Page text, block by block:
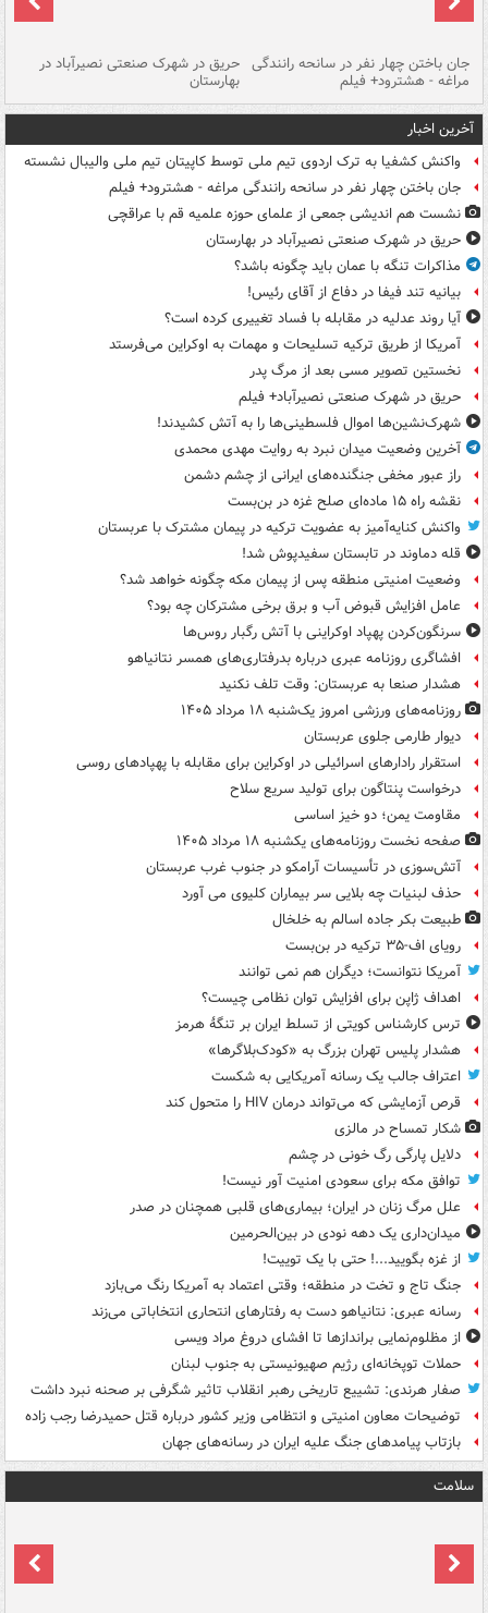
جان باختن چهار نفر در سانحه رانندگی
مراغه - هشترود+ فیلم
حریق در شهرک صنعتی نصیرآباد در
بهارستان
آخرین اخبار
واکنش کشفیا به ترک اردوی تیم ملی توسط کاپیتان تیم ملی والیبال نشسته
جان باختن چهار نفر در سانحه رانندگی مراغه - هشترود+ فیلم
نشست هم اندیشی جمعی از علمای حوزه علمیه قم با عراقچی
حریق در شهرک صنعتی نصیرآباد در بهارستان
مذاکرات تنگه با عمان باید چگونه باشد؟
بیانیه تند فیفا در دفاع از آقای رئیس!
آیا روند عدلیه در مقابله با فساد تغییری کرده است؟
آمریکا از طریق ترکیه تسلیحات و مهمات به اوکراین می‌فرستد
نخستین تصویر مسی بعد از مرگ پدر
حریق در شهرک صنعتی نصیرآباد+ فیلم
شهرک‌نشین‌ها اموال فلسطینی‌ها را به آتش کشیدند!
آخرین وضعیت میدان نبرد به روایت مهدی محمدی
راز عبور مخفی جنگنده‌های ایرانی از چشم دشمن
نقشه راه ۱۵ ماده‌ای صلح غزه در بن‌بست
واکنش کنایه‌آمیز به عضویت ترکیه در پیمان مشترک با عربستان
قله دماوند در تابستان سفیدپوش شد!
وضعیت امنیتی منطقه پس از پیمان مکه چگونه خواهد شد؟
عامل افزایش قبوض آب و برق برخی مشترکان چه بود؟
سرنگون‌کردن پهپاد اوکراینی با آتش رگبار روس‌ها
افشاگری روزنامه عبری درباره بدرفتاری‌های همسر نتانیاهو
هشدار صنعا به عربستان: وقت تلف نکنید
روزنامه‌های ورزشی امروز یک‌شنبه ۱۸ مرداد ۱۴۰۵
دیوار طارمی جلوی عربستان
استقرار رادارهای اسرائیلی در اوکراین برای مقابله با پهپادهای روسی
درخواست پنتاگون برای تولید سریع سلاح
مقاومت یمن؛ دو خیز اساسی
صفحه نخست روزنامه‌های یکشنبه ۱۸ مرداد ۱۴۰۵
آتش‌سوزی در تأسیسات آرامکو در جنوب غرب عربستان
حذف لبنیات چه بلایی سر بیماران کلیوی می آورد
طبیعت بکر جاده اسالم به خلخال
رویای اف-۳۵ ترکیه در بن‌بست
آمریکا نتوانست؛ دیگران هم نمی توانند
اهداف ژاپن برای افزایش توان نظامی چیست؟
ترس کارشناس کویتی از تسلط ایران بر تنگۀ هرمز
هشدار پلیس تهران بزرگ به «کودک‌بلاگرها»
اعتراف جالب یک رسانه آمریکایی به شکست
قرص آزمایشی که می‌تواند درمان HIV را متحول کند
شکار تمساح در مالزی
دلایل پارگی رگ خونی در چشم
توافق مکه برای سعودی امنیت آور نیست!
علل مرگ زنان در ایران؛ بیماری‌های قلبی همچنان در صدر
میدان‌داری یک دهه نودی در بین‌الحرمین
از غزه بگویید...! حتی با یک توییت!
جنگ تاج و تخت در منطقه؛ وقتی اعتماد به آمریکا رنگ می‌بازد
رسانه عبری: نتانیاهو دست به رفتارهای انتحاری انتخاباتی می‌زند
از مظلوم‌نمایی براندازها تا افشای دروغ مراد ویسی
حملات توپخانه‌ای رژیم صهیونیستی به جنوب لبنان
صفار هرندی: تشییع تاریخی رهبر انقلاب تاثیر شگرفی بر صحنه نبرد داشت
توضیحات معاون امنیتی و انتظامی وزیر کشور درباره قتل حمیدرضا رجب زاده
بازتاب پیامدهای جنگ علیه ایران در رسانه‌های جهان
سلامت